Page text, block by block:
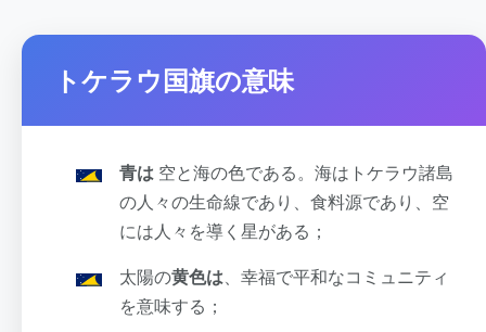
トケラウ国旗の意味
青は 空と海の色である。海はトケラウ諸島
の人々の生命線であり、食料源であり、空
には人々を導く星がある；
太陽の黄色は、幸福で平和なコミュニティ
を意味する；